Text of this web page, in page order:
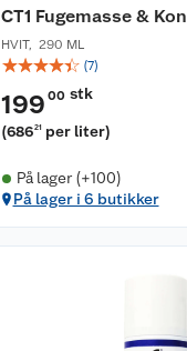
CT1 Fugemasse &
HVIT, 290 ML
☆☆☆☆☆ (7)
199 00 stk
(68621 per liter)
På lager (+100)
På lager i 6 butikker